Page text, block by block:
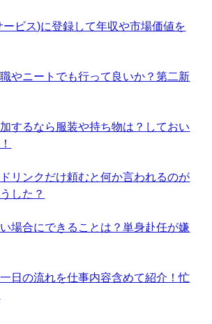
ービス)に登録して年収や市場価値を
やニートでも行って良いか？第二新
するなら服装や持ち物は？しておい
リンクだけ頼むと何か言われるのが
した？
場合にできることは？単身赴任が嫌
日の流れを仕事内容含めて紹介！忙